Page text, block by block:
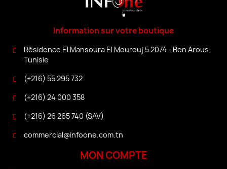
Information sur votre boutique
Résidence El Mansoura El Mourouj 5 2074 - Ben Arous
Tunisie
(+216) 55 295 732
(+216) 24 000 358
(+216) 26 265 740 (SAV)
commercial@infoone.com.tn
MON COMPTE